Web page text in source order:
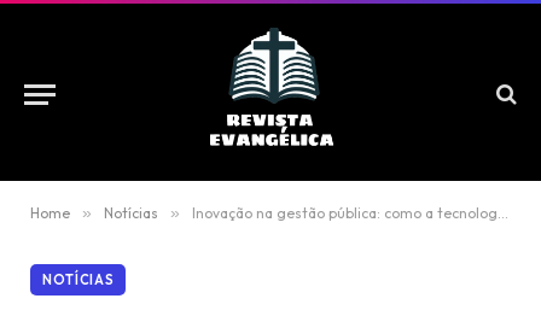
Home » Notícias » Inovação na gestão pública: como a tecnologia pode iluminar caminhos e criar desafios?
NOTÍCIAS